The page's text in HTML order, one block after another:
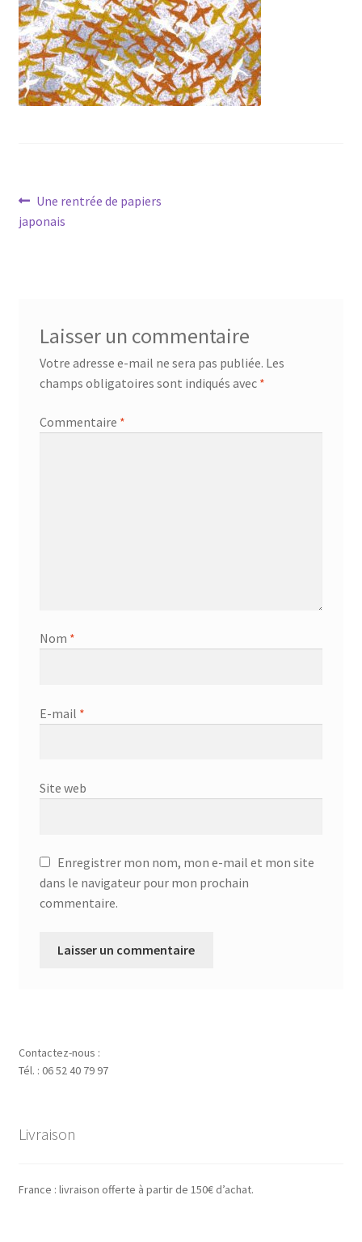
Navigation
de
Article
précédent :
Une rentrée de papiers
japonais
Laisser un commentaire
Votre adresse e-mail ne sera pas publiée. Les
champs obligatoires sont indiqués avec *
Commentaire *
Nom *
E-mail *
Site web
Enregistrer mon nom, mon e-mail et mon site
dans le navigateur pour mon prochain
commentaire.
Contactez-nous :
Tél. : 06 52 40 79 97
Livraison
France : livraison offerte à partir de 150€ d’achat.